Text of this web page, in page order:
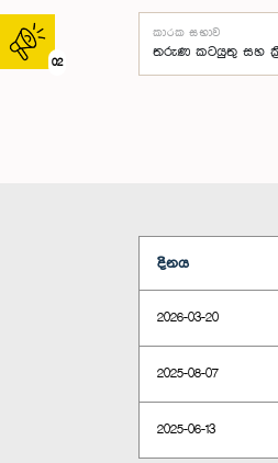
02
කාරක සභාව
දිනය
2026-03-20
2025-08-07
2025-06-13